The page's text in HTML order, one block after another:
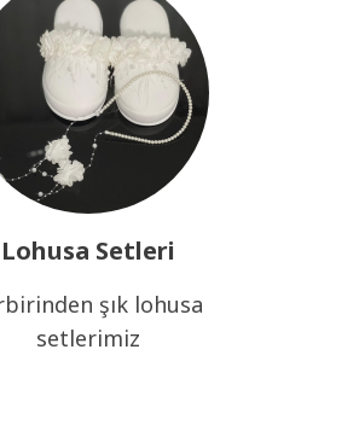
Lohusa Setleri
şık lohusa
setlerimiz